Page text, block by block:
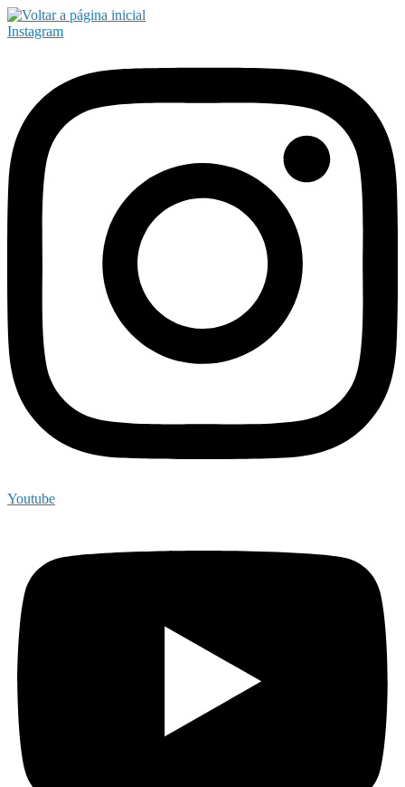
Instagram
Youtube